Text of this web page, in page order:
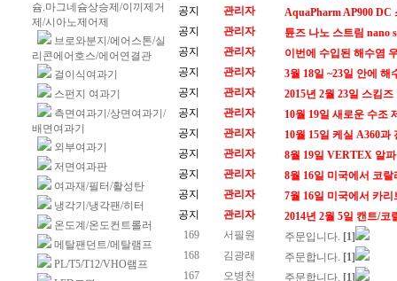
슘.마그네슘상승제/이끼제거
제/시아노제어제
브로와분지/에어스톤/실
리콘에어호스/에어연결관
걸이식여과기
스펀지 여과기
측면여과기/상면여과기/
배면여과기
외부여과기
저면여과판
여과재/필터/활성탄
냉각기/냉각팬/히터
온도계/온도컨트롤러
메탈팬던트/메탈램프
PL/T5/T12/VHO램프
공지
관리자
AquaPharm AP900
공지
관리자
튠즈 나노 스트림 nano
공지
관리자
이번에 수입된 해수염
공지
관리자
3월 18일 ~23일 안에
공지
관리자
2015년 2월 23일 스킴
공지
관리자
10월 19일 새로운 수조
공지
관리자
10월 15일 케실 A360
공지
관리자
8월 19일 VERTEX 알
공지
관리자
8월 16일 미국에서 코
공지
관리자
7월 16일 미국에서 카
공지
관리자
2014년 2월 5일 캔트/
169
서필원 주문입니다. [1]
168
김광래 주문합니다. [1]
167
오병천 주문합니다. [1]